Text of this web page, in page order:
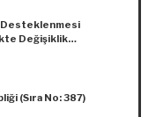
Desteklenmesi
Değişiklik
(Sıra No: 387)